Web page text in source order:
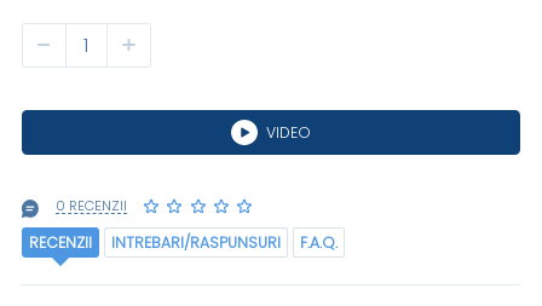
VIDEO
0 RECENZII
RECENZII INTREBARI/RASPUNSURI F.A.Q.